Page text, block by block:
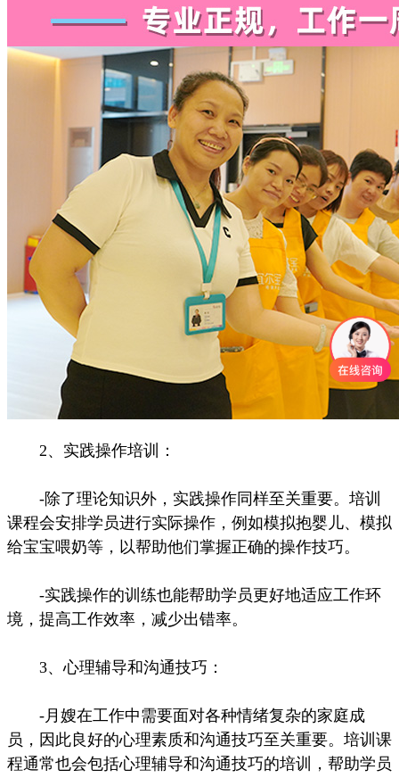
2、实践操作培训：
-除了理论知识外，实践操作同样至关重要。培训
课程会安排学员进行实际操作，例如模拟抱婴儿、模拟
给宝宝喂奶等，以帮助他们掌握正确的操作技巧。
-实践操作的训练也能帮助学员更好地适应工作环
境，提高工作效率，减少出错率。
3、心理辅导和沟通技巧：
-月嫂在工作中需要面对各种情绪复杂的家庭成
员，因此良好的心理素质和沟通技巧至关重要。培训课
程通常也会包括心理辅导和沟通技巧的培训，帮助学员